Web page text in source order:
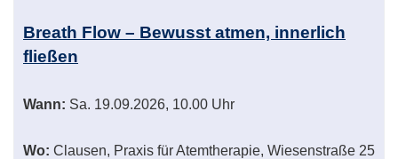
Breath Flow – Bewusst atmen, innerlich
fließen
Wann: Sa. 19.09.2026, 10.00 Uhr
Wo: Clausen, Praxis für Atemtherapie, Wiesenstraße 25